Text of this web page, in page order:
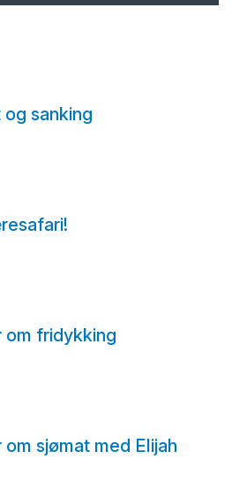
sanking
om fridykking
sjømat med Elijah